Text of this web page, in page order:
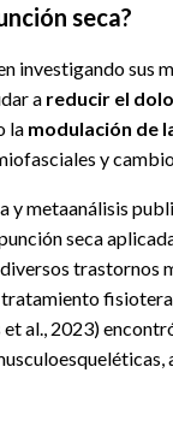
seca?
investigando sus
a reducir el
la modulación de
y
y metaanálisis
seca
trastornos
al., 2023)